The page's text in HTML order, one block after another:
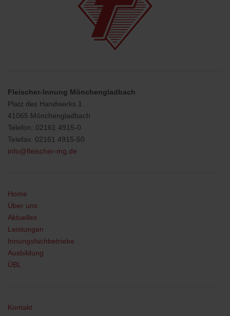
Fleischer-Innung Mönchengladbach
Platz des Handwerks 1
41065 Mönchengladbach
Telefon: 02161 4915-0
Telefax: 02161 4915-50
info@fleischer-mg.de
Home
Über uns
Aktuelles
Leistungen
Innungsfachbetriebe
Ausbildung
ÜBL
Kontakt